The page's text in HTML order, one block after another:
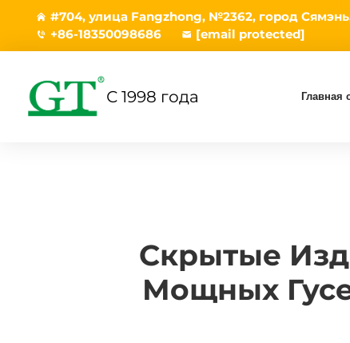
#704, улица Fangzhong, №2362, город
+86-18350098686
[email protected]
С 1998 года Главная
Скрытые
Мощных